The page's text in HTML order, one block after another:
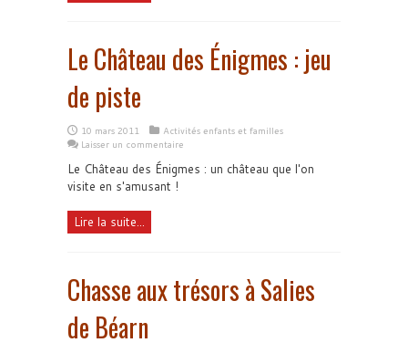
Le Château des Énigmes : jeu
de piste
10 mars 2011
Activités enfants et familles
Laisser un commentaire
Le Château des Énigmes : un château que l'on
visite en s'amusant !
Lire la suite...
Chasse aux trésors à Salies
de Béarn